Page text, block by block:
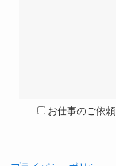
お仕事のご依頼